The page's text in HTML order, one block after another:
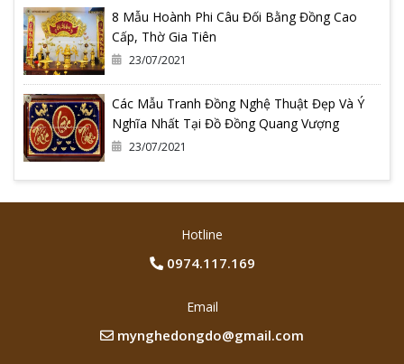
8 Mẫu Hoành Phi Câu Đối Bằng Đồng Cao
Cấp, Thờ Gia Tiên
23/07/2021
Các Mẫu Tranh Đồng Nghệ Thuật Đẹp Và Ý
Nghĩa Nhất Tại Đồ Đồng Quang Vượng
23/07/2021
Hotline
0974.117.169
Email
mynghedongdo@gmail.com